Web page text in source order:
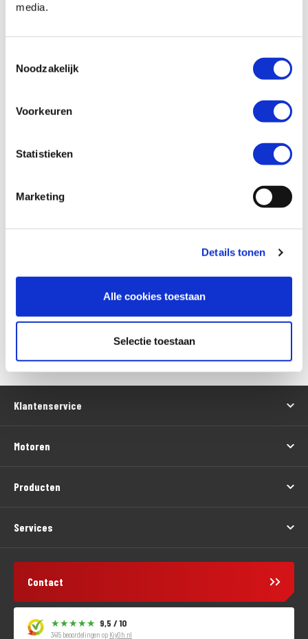
media.
Noodzakelijk
Voorkeuren
Statistieken
Marketing
Details tonen
Alle cookies toestaan
Selectie toestaan
Klantenservice
Motoren
Producten
Services
Contact
9,5 / 10
3415 beoordelingen op KiyOh.nl